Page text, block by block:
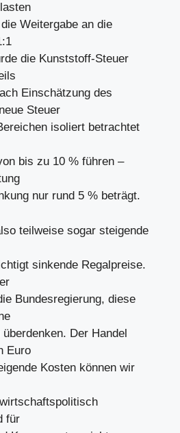
Weitergabe an die
die Kunststoff-Steuer
Einschätzung des
Steuer
isoliert betrachtet
bis zu 10 % führen –
nur rund 5 % beträgt.
teilweise sogar steigende
sinkende Regalpreise.
Bundesregierung, diese
Der Handel
Euro
Kosten können wir
für